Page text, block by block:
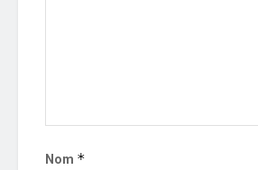
Nom *